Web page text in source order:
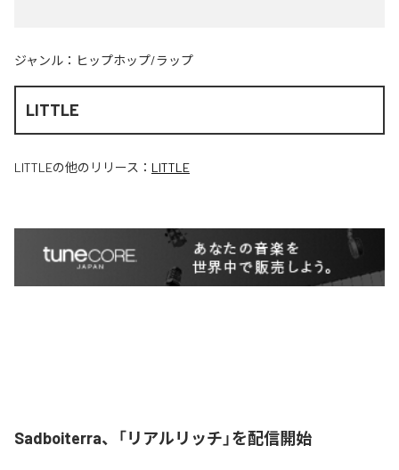
ジャンル： ヒップホップ/ラップ
LITTLE
LITTLEの他のリリース： LITTLE
Sadboiterra、「リアルリッチ」を配信開始